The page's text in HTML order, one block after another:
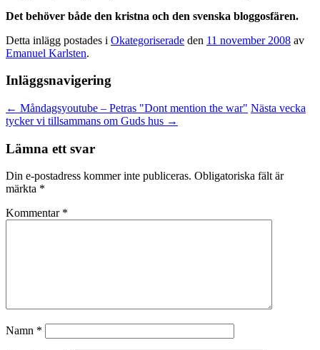
Det behöver både den kristna och den svenska bloggosfären.
Detta inlägg postades i Okategoriserade den 11 november 2008 av
Emanuel Karlsten.
Inläggsnavigering
← Måndagsyoutube – Petras "Dont mention the war" Nästa vecka
tycker vi tillsammans om Guds hus →
Lämna ett svar
Din e-postadress kommer inte publiceras. Obligatoriska fält är
märkta *
Kommentar *
Namn *